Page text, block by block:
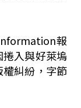
報
捲入與好萊塢
糾紛，字節